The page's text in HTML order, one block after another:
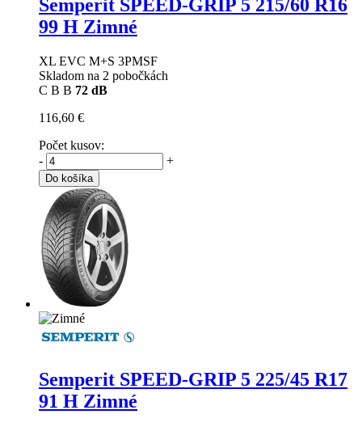
Semperit SPEED-GRIP 5 215/60 R16
99 H Zimné
XL EVC M+S 3PMSF
Skladom na 2 pobočkách
C B B 72 dB
116,60 €
Počet kusov:
-
+
Do košíka
Semperit SPEED-GRIP 5 225/45 R17
91 H Zimné